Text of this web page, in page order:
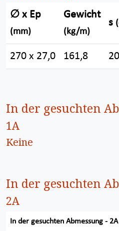
∅ x Ep
(mm)
Gewicht
(kg/m)
s
270 x 27,0 161,8
In der gesuchten
1A
Keine
In der gesuchten
2A
In der gesuchten Abmessung - 2A